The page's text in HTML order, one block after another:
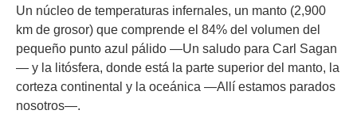
Un núcleo de temperaturas infernales, un manto (2,900
km de grosor) que comprende el 84% del volumen del
pequeño punto azul pálido —Un saludo para Carl Sagan
— y la litósfera, donde está la parte superior del manto, la
corteza continental y la oceánica —Allí estamos parados
nosotros—.